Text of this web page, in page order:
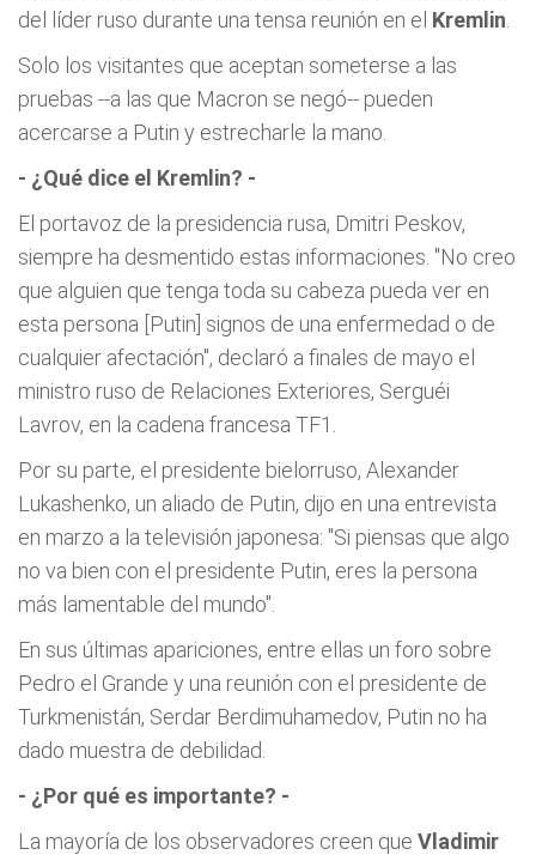
del líder ruso durante una tensa reunión en el Kremlin
Solo los visitantes que aceptan someterse a las
pruebas --a las que Macron se negó-- pueden
acercarse a Putin y estrecharle la mano.
- ¿Qué dice el Kremlin? -
El portavoz de la presidencia rusa, Dmitri Peskov,
siempre ha desmentido estas informaciones. "No creo
que alguien que tenga toda su cabeza pueda ver en
esta persona [Putin] signos de una enfermedad o de
cualquier afectación", declaró a finales de mayo el
ministro ruso de Relaciones Exteriores, Serguéi
Lavrov, en la cadena francesa TF1.
Por su parte, el presidente bielorruso, Alexander
Lukashenko, un aliado de Putin, dijo en una entrevista
en marzo a la televisión japonesa: "Si piensas que algo
no va bien con el presidente Putin, eres la persona
más lamentable del mundo".
En sus últimas apariciones, entre ellas un foro sobre
Pedro el Grande y una reunión con el presidente de
Turkmenistán, Serdar Berdimuhamedov, Putin no ha
dado muestra de debilidad.
- ¿Por qué es importante? -
La mayoría de los observadores creen que Vladimir